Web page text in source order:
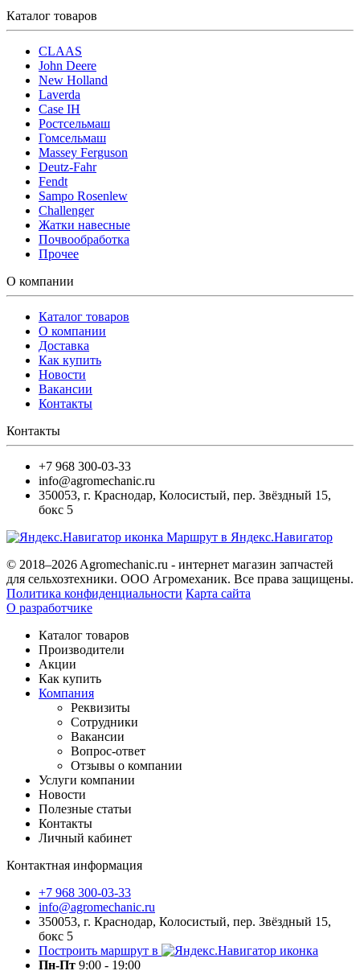
Каталог товаров
CLAAS
John Deere
New Holland
Laverda
Case IH
Ростсельмаш
Гомсельмаш
Massey Ferguson
Deutz-Fahr
Fendt
Sampo Rosenlew
Challenger
Жатки навесные
Почвообработка
Прочее
О компании
Каталог товаров
О компании
Доставка
Как купить
Новости
Вакансии
Контакты
Контакты
+7 968 300-03-33
info@agromechanic.ru
350053, г. Краснодар, Колосистый, пер. Звёздный 15,
бокс 5
Маршрут в Яндекс.Навигатор
© 2018–2026 Agromechanic.ru - интернет магазин запчастей
для сельхозтехники. ООО Агромеханик. Все права защищены.
Политика конфиденциальности Карта сайта
О разработчике
Каталог товаров
Производители
Акции
Как купить
Компания
Реквизиты
Сотрудники
Вакансии
Вопрос-ответ
Отзывы о компании
Услуги компании
Новости
Полезные статьи
Контакты
Личный кабинет
Контактная информация
+7 968 300-03-33
info@agromechanic.ru
350053, г. Краснодар, Колосистый, пер. Звёздный 15,
бокс 5
Построить маршрут в
Пн-Пт 9:00 - 19:00